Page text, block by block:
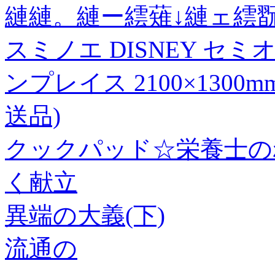
縺縺。縺ー繧薙↓縺ェ繧
スミノエ DISNEY セミ
ンプレイス
送品)
クックパッド☆栄養士
く献立
異端の大義(下)
流通の